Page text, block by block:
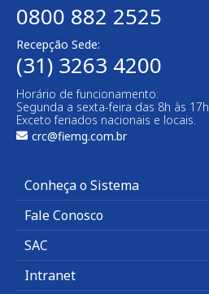
0800 882 2525
Recepção Sede:
(31) 3263 4200
Horário de funcionamento:
Segunda a sexta-feira das 8h às 17h
Exceto feriados nacionais e locais.
crc@fiemg.com.br
Conheça o Sistema
Fale Conosco
SAC
Intranet